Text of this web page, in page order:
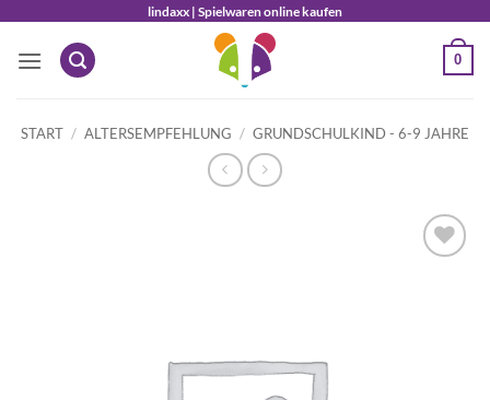
springen
lindaxx | Spielwaren online kaufen
0
START / ALTERSEMPFEHLUNG / GRUNDSCHULKIND - 6-9 JAHRE